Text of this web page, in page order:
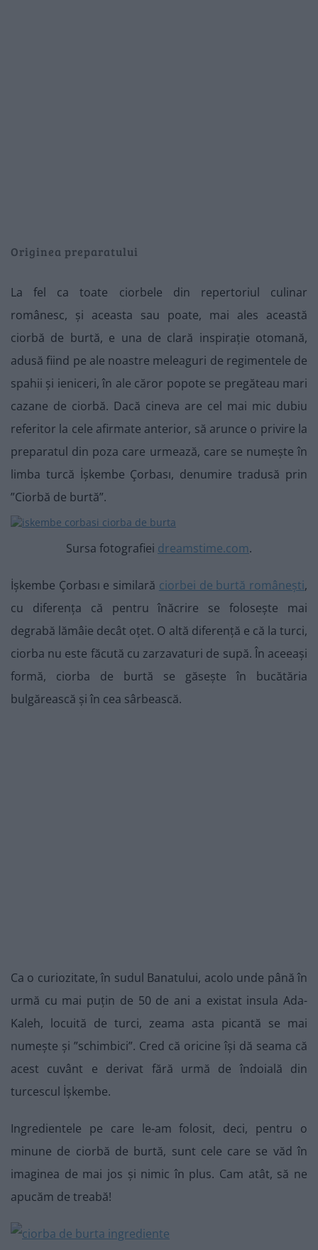
Originea preparatului
La fel ca toate ciorbele din repertoriul culinar
românesc, și aceasta sau poate, mai ales această
ciorbă de burtă, e una de clară inspirație otomană,
adusă fiind pe ale noastre meleaguri de regimentele de
spahii și ieniceri, în ale căror popote se pregăteau mari
cazane de ciorbă. Dacă cineva are cel mai mic dubiu
referitor la cele afirmate anterior, să arunce o privire la
preparatul din poza care urmează, care se numește în
limba turcă İşkembe Çorbası, denumire tradusă prin
”Ciorbă de burtă”.
Sursa fotografiei dreamstime.com.
İşkembe Çorbası e similară ciorbei de burtă românești,
cu diferența că pentru înăcrire se folosește mai
degrabă lămâie decât oțet. O altă diferență e că la turci,
ciorba nu este făcută cu zarzavaturi de supă. În aceeași
formă, ciorba de burtă se găsește în bucătăria
bulgărească și în cea sârbească.
Ca o curiozitate, în sudul Banatului, acolo unde până în
urmă cu mai puțin de 50 de ani a existat insula Ada-
Kaleh, locuită de turci, zeama asta picantă se mai
numește și ”schimbici”. Cred că oricine își dă seama că
acest cuvânt e derivat fără urmă de îndoială din
turcescul İşkembe.
Ingredientele pe care le-am folosit, deci, pentru o
minune de ciorbă de burtă, sunt cele care se văd în
imaginea de mai jos și nimic în plus. Cam atât, să ne
apucăm de treabă!